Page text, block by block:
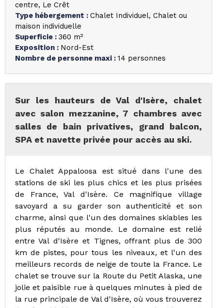
centre
Le Crêt
Type hébergement : Chalet Individuel Chalet ou
maison individuelle
Superficie : 360 m²
Exposition : Nord-Est
Nombre de personne maxi : 14 personnes
Sur les hauteurs de Val d'Isère, chalet
avec salon mezzanine, 7 chambres avec
salles de bain privatives, grand balcon,
SPA et navette privée pour accès au ski.
Le Chalet Appaloosa est situé dans l'une des
stations de ski les plus chics et les plus prisées
de France, Val d'Isère. Ce magnifique village
savoyard a su garder son authenticité et son
charme, ainsi que l'un des domaines skiables les
plus réputés au monde. Le domaine est relié
entre Val d'Isère et Tignes, offrant plus de 300
km de pistes, pour tous les niveaux, et l'un des
meilleurs records de neige de toute la France. Le
chalet se trouve sur la Route du Petit Alaska, une
jolie et paisible rue à quelques minutes à pied de
la rue principale de Val d'Isère, où vous trouverez